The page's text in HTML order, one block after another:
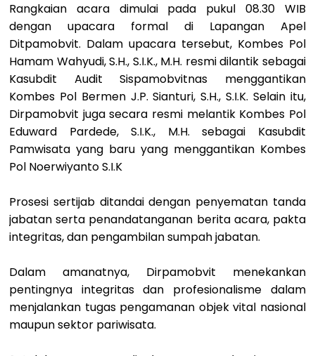
Rangkaian acara dimulai pada pukul 08.30 WIB
dengan upacara formal di Lapangan Apel
Ditpamobvit. Dalam upacara tersebut, Kombes Pol
Hamam Wahyudi, S.H., S.I.K., M.H. resmi dilantik sebagai
Kasubdit Audit Sispamobvitnas menggantikan
Kombes Pol Bermen J.P. Sianturi, S.H., S.I.K. Selain itu,
Dirpamobvit juga secara resmi melantik Kombes Pol
Eduward Pardede, S.I.K., M.H. sebagai Kasubdit
Pamwisata yang baru yang menggantikan Kombes
Pol Noerwiyanto S.I.K
Prosesi sertijab ditandai dengan penyematan tanda
jabatan serta penandatanganan berita acara, pakta
integritas, dan pengambilan sumpah jabatan.
Dalam amanatnya, Dirpamobvit menekankan
pentingnya integritas dan profesionalisme dalam
menjalankan tugas pengamanan objek vital nasional
maupun sektor pariwisata.